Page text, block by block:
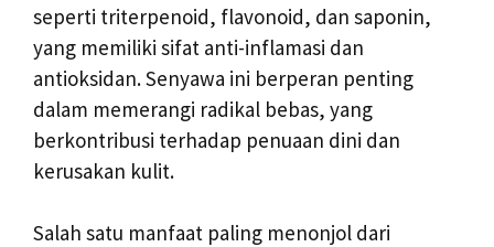
seperti triterpenoid, flavonoid, dan saponin,
yang memiliki sifat anti-inflamasi dan
antioksidan. Senyawa ini berperan penting
dalam memerangi radikal bebas, yang
berkontribusi terhadap penuaan dini dan
kerusakan kulit.
Salah satu manfaat paling menonjol dari